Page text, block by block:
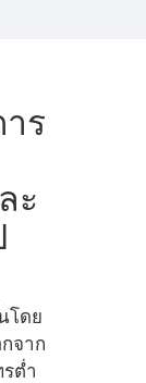
ร
ะ
โดย
จาก
ต่ำ